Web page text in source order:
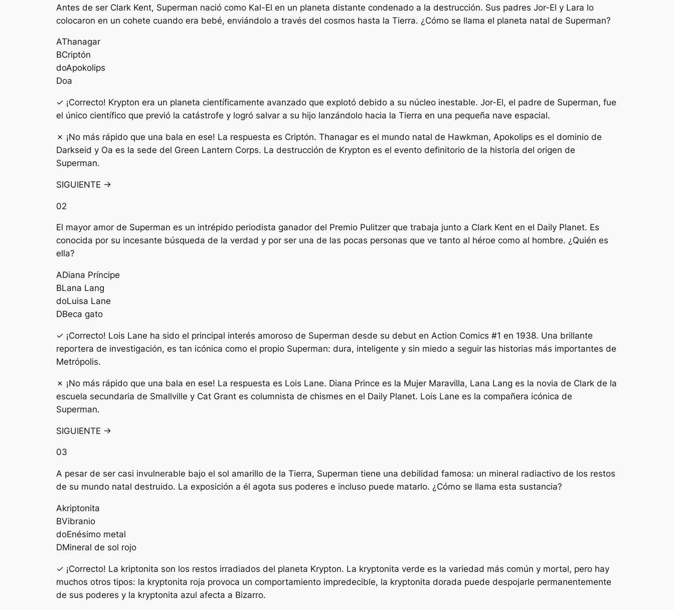
Antes de ser Clark Kent, Superman nació como Kal-El en un planeta distante condenado a la destrucción. Sus padres Jor-El y Lara lo
colocaron en un cohete cuando era bebé, enviándolo a través del cosmos hasta la Tierra. ¿Cómo se llama el planeta natal de Superman?
AThanagar
BCriptón
doApokolips
Doa
✓ ¡Correcto! Krypton era un planeta científicamente avanzado que explotó debido a su núcleo inestable. Jor-El, el padre de Superman, fue
el único científico que previó la catástrofe y logró salvar a su hijo lanzándolo hacia la Tierra en una pequeña nave espacial.
✗ ¡No más rápido que una bala en ese! La respuesta es Criptón. Thanagar es el mundo natal de Hawkman, Apokolips es el dominio de
Darkseid y Oa es la sede del Green Lantern Corps. La destrucción de Krypton es el evento definitorio de la historia del origen de
Superman.
SIGUIENTE →
02
El mayor amor de Superman es un intrépido periodista ganador del Premio Pulitzer que trabaja junto a Clark Kent en el Daily Planet. Es
conocida por su incesante búsqueda de la verdad y por ser una de las pocas personas que ve tanto al héroe como al hombre. ¿Quién es
ella?
ADiana Príncipe
BLana Lang
doLuisa Lane
DBeca gato
✓ ¡Correcto! Lois Lane ha sido el principal interés amoroso de Superman desde su debut en Action Comics #1 en 1938. Una brillante
reportera de investigación, es tan icónica como el propio Superman: dura, inteligente y sin miedo a seguir las historias más importantes de
Metrópolis.
✗ ¡No más rápido que una bala en ese! La respuesta es Lois Lane. Diana Prince es la Mujer Maravilla, Lana Lang es la novia de Clark de la
escuela secundaria de Smallville y Cat Grant es columnista de chismes en el Daily Planet. Lois Lane es la compañera icónica de
Superman.
SIGUIENTE →
03
A pesar de ser casi invulnerable bajo el sol amarillo de la Tierra, Superman tiene una debilidad famosa: un mineral radiactivo de los restos
de su mundo natal destruido. La exposición a él agota sus poderes e incluso puede matarlo. ¿Cómo se llama esta sustancia?
Akriptonita
BVibranio
doEnésimo metal
DMineral de sol rojo
✓ ¡Correcto! La kriptonita son los restos irradiados del planeta Krypton. La kryptonita verde es la variedad más común y mortal, pero hay
muchos otros tipos: la kryptonita roja provoca un comportamiento impredecible, la kryptonita dorada puede despojarle permanentemente
de sus poderes y la kryptonita azul afecta a Bizarro.